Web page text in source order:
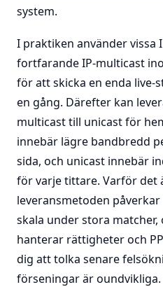
system.
I praktiken använder vissa
fortfarande IP-multicast
för att skicka en enda
en gång. Därefter kan
multicast till unicast för
innebär lägre bandbredd
sida, och unicast innebär
för varje tittare. Varför det
leveransmetoden
skala under stora
hanterar rättigheter och
dig att tolka senare
förseningar är oundvikliga.